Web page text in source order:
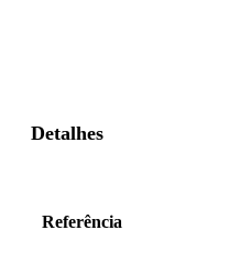
Detalhes
Referência